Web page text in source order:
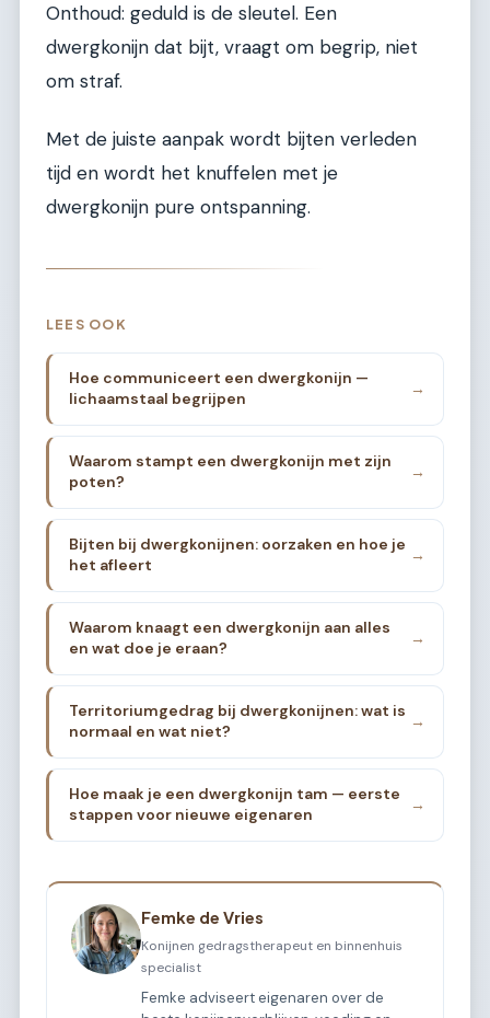
Onthoud: geduld is de sleutel. Een
dwergkonijn dat bijt, vraagt om begrip, niet
om straf.
Met de juiste aanpak wordt bijten verleden
tijd en wordt het knuffelen met je
dwergkonijn pure ontspanning.
LEES OOK
Hoe communiceert een dwergkonijn —
lichaamstaal begrijpen
→
Waarom stampt een dwergkonijn met zijn
poten?
→
Bijten bij dwergkonijnen: oorzaken en hoe je
het afleert
→
Waarom knaagt een dwergkonijn aan alles
en wat doe je eraan?
→
Territoriumgedrag bij dwergkonijnen: wat is
normaal en wat niet?
→
Hoe maak je een dwergkonijn tam — eerste
stappen voor nieuwe eigenaren
→
Femke de Vries
Konijnen gedragstherapeut en binnenhuis
specialist
Femke adviseert eigenaren over de